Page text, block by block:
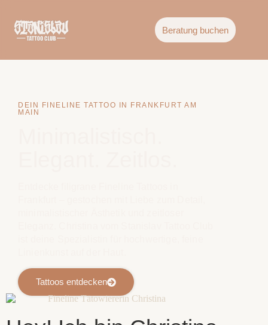
Beratung buchen
DEIN FINELINE TATTOO IN FRANKFURT AM
MAIN
Tattoos entdecken